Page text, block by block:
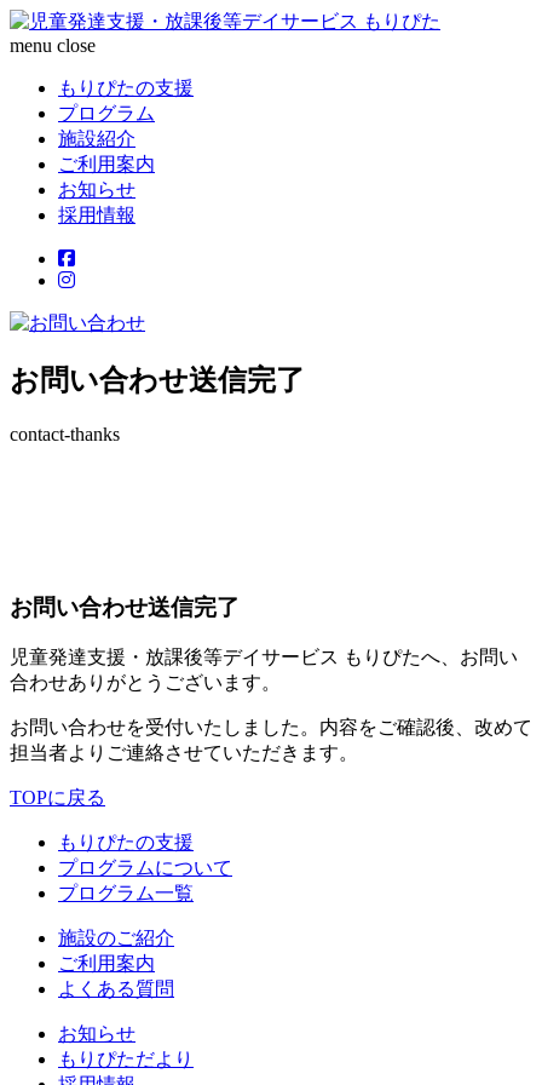
menu close
もりぴたの支援
プログラム
施設紹介
ご利用案内
お知らせ
採用情報
お問い合わせ送信完了
contact-thanks
お問い合わせ送信完了
児童発達支援・放課後等デイサービス もりぴたへ、お問い
合わせありがとうございます。
お問い合わせを受付いたしました。内容をご確認後、改めて
担当者よりご連絡させていただきます。
TOPに戻る
もりぴたの支援
プログラムについて
プログラム一覧
施設のご紹介
ご利用案内
よくある質問
お知らせ
もりぴただより